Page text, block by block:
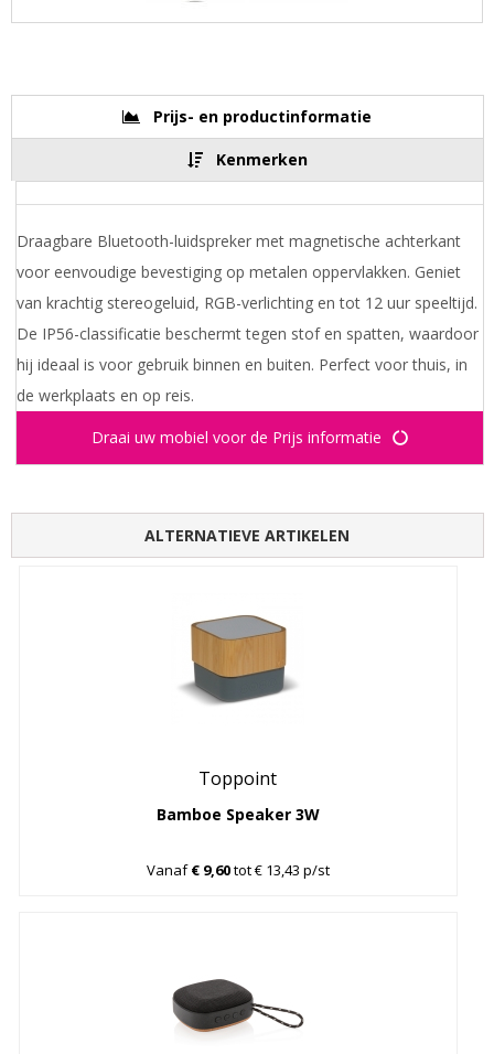
Prijs- en productinformatie
Kenmerken
Draagbare Bluetooth-luidspreker met magnetische achterkant
voor eenvoudige bevestiging op metalen oppervlakken. Geniet
van krachtig stereogeluid, RGB-verlichting en tot 12 uur speeltijd.
De IP56-classificatie beschermt tegen stof en spatten, waardoor
hij ideaal is voor gebruik binnen en buiten. Perfect voor thuis, in
de werkplaats en op reis.
Draai uw mobiel voor de Prijs informatie
ALTERNATIEVE ARTIKELEN
Toppoint
Bamboe Speaker 3W
Vanaf€ 9,60tot € 13,43 p/st